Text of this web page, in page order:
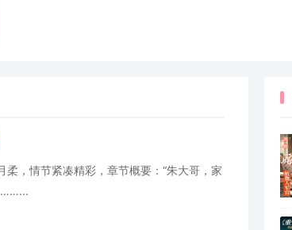
，情节紧凑精彩，章节概要：“朱大哥，家
……...